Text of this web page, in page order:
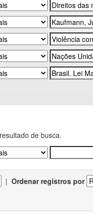
de busca.
| Ordenar registros por